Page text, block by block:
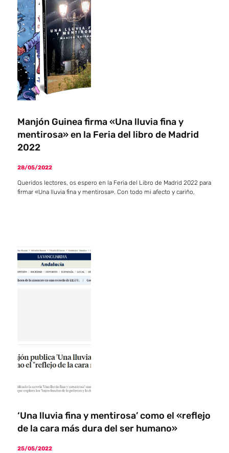
Manjón Guinea firma «Una lluvia fina y
mentirosa» en la Feria del libro de Madrid
2022
28/05/2022
Queridos lectores, os espero en la Feria del Libro de Madrid 2022 para
firmar «Una lluvia fina y mentirosa». Con todo mi afecto y cariño,
‘Una lluvia fina y mentirosa’ como el «reflejo
de la cara más dura del ser humano»
25/05/2022